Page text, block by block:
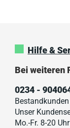
Hilfe &
Bei weiteren
0234 -
Unser
Mo.-Fr. 8-20